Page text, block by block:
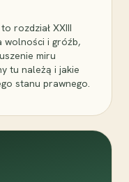
rozdział XXIII
wolności i gróźb,
miru
tu należą i jakie
stanu prawnego.